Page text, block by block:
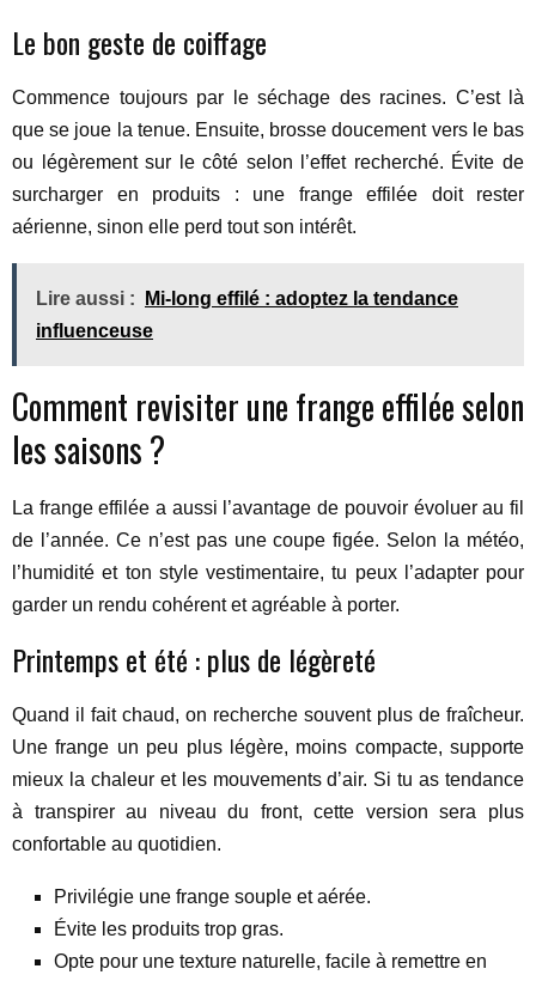
Le bon geste de coiffage
Commence toujours par le séchage des racines. C’est là
que se joue la tenue. Ensuite, brosse doucement vers le bas
ou légèrement sur le côté selon l’effet recherché. Évite de
surcharger en produits : une frange effilée doit rester
aérienne, sinon elle perd tout son intérêt.
Lire aussi :
Mi-long effilé : adoptez la tendance
influenceuse
Comment revisiter une frange effilée selon
les saisons ?
La frange effilée a aussi l’avantage de pouvoir évoluer au fil
de l’année. Ce n’est pas une coupe figée. Selon la météo,
l’humidité et ton style vestimentaire, tu peux l’adapter pour
garder un rendu cohérent et agréable à porter.
Printemps et été : plus de légèreté
Quand il fait chaud, on recherche souvent plus de fraîcheur.
Une frange un peu plus légère, moins compacte, supporte
mieux la chaleur et les mouvements d’air. Si tu as tendance
à transpirer au niveau du front, cette version sera plus
confortable au quotidien.
Privilégie une frange souple et aérée.
Évite les produits trop gras.
Opte pour une texture naturelle, facile à remettre en